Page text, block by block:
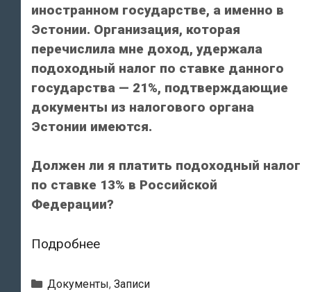
иностранном государстве, а именно в
Эстонии. Организация, которая
перечислила мне доход, удержала
подоходный налог по ставке данного
государства — 21%, подтверждающие
документы из налогового органа
Эстонии имеются.
Должен ли я платить подоходный налог
по ставке 13% в Российской
Федерации?
ПодробнееПисьмо
финансов
Рубрики
Документы, Записи